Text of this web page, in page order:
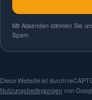
Mit Absenden stimmen Sie
Spam.
Diese Website ist durch
Nutzungsbedingungenvon